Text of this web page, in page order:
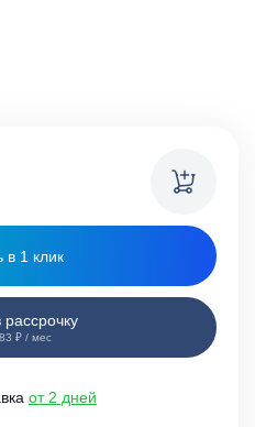
в 1 клик
рассрочку
₽ / мес
от 2 дней